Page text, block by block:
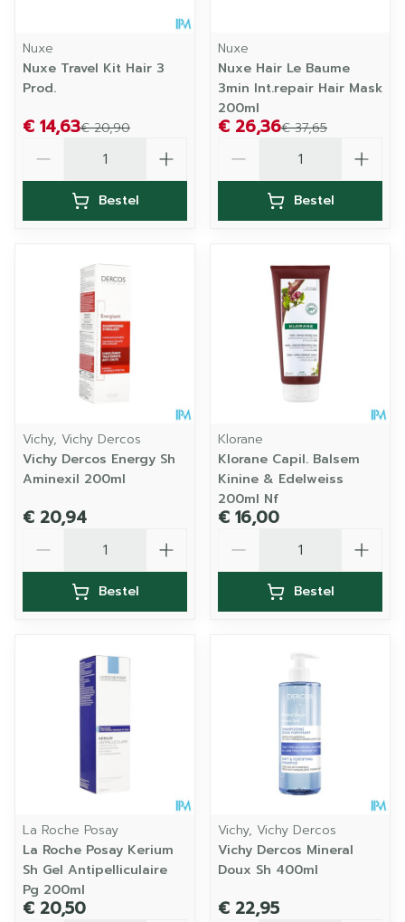
Nuxe
Nuxe Travel Kit Hair 3
Prod.
€ 20,90
€ 14,63
Bestel
Nuxe
Nuxe Hair Le Baume
3min Int.repair Hair Mask
200ml
€ 37,65
€ 26,36
Bestel
Vichy, Vichy Dercos
Vichy Dercos Energy Sh
Aminexil 200ml
€ 20,94
Bestel
Klorane
Klorane Capil. Balsem
Kinine & Edelweiss
200ml Nf
€ 16,00
Bestel
La Roche Posay
La Roche Posay Kerium
Sh Gel Antipelliculaire
Pg 200ml
€ 20,50
Vichy, Vichy Dercos
Vichy Dercos Mineral
Doux Sh 400ml
€ 22,95